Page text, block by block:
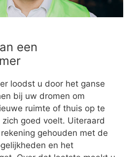
een
loodst u door het ganse
bij uw dromen om
ruimte of thuis op te
goed voelt. Uiteraard
gehouden met de
en het